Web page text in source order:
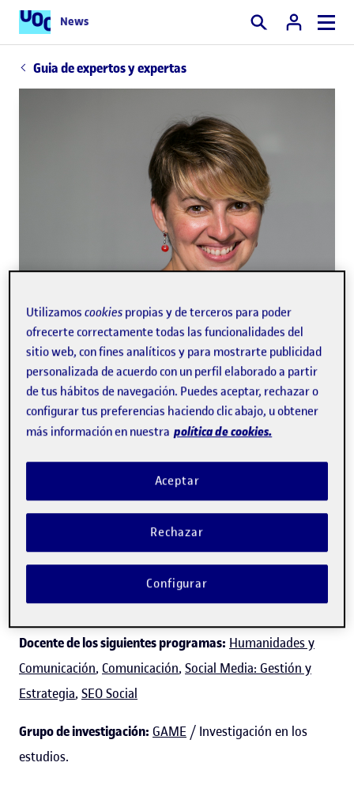
News Buscar
Guia de expertos y expertas
Sandra Sanz Martos
Estudios de Ciencias de la Información y
de la Comunicación
Experto/a en:Comunidades de práctica,
comunidades de aprendizaje, aprendizaje
colaborativo, trabajo colaborativo y aprendizaje
virtual (e-learning).
Docente de los siguientes programas: Humanidades y
Comunicación, Comunicación, Social Media: Gestión y
Estrategia, SEO Social
Grupo de investigación: GAME / Investigación en los
estudios.
Utilizamoscookies propias y de terceros para poder
ofrecerte correctamente todas las funcionalidades del
sitio web, con fines analíticos y para mostrarte publicidad
personalizada de acuerdo con un perfil elaborado a partir
de tus hábitos de navegación. Puedes aceptar, rechazar o
configurar tus preferencias haciendo clic abajo, u obtener
más información en nuestra política de cookies.
Rechazar
Aceptar
Configurar